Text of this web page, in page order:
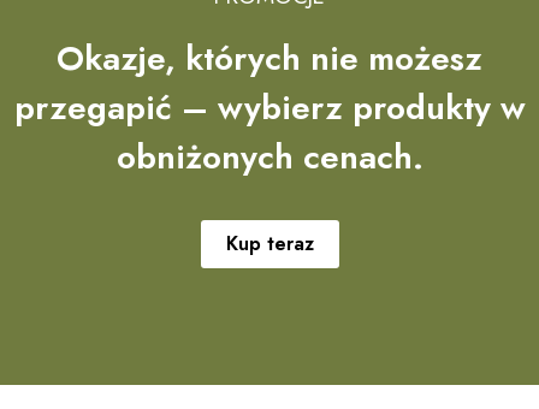
Okazje, których nie możesz
przegapić – wybierz produkty w
obniżonych cenach.
Kup teraz